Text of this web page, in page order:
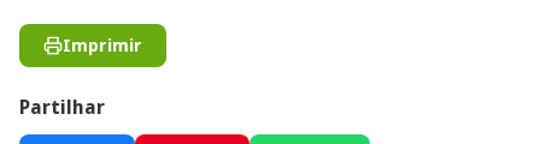
Imprimir
Partilhar